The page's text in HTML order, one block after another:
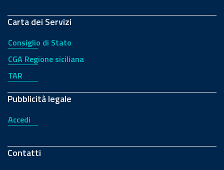
Carta dei Servizi
Consiglio di Stato
CGA Regione siciliana
TAR
Pubblicità legale
Accedi
Contatti